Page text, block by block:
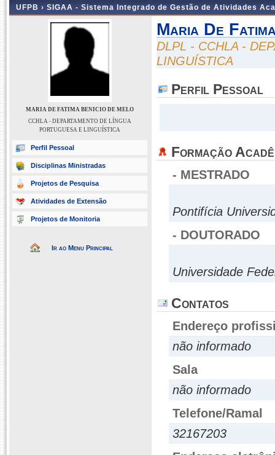
UFPB › SIGAA - Sistema Integrado de Gestão de Atividades
MARIA DE FATIMA BENICIO DE MELO
CCHLA - DEPARTAMENTO DE LÍNGUA
PORTUGUESA E LINGUÍSTICA
Perfil Pessoal
Disciplinas Ministradas
Projetos de Pesquisa
Atividades de Extensão
Projetos de Monitoria
Ir ao Menu Principal
Maria De
DLPL - CCHLA -
LINGUÍSTICA
Perfil Pessoal
Formação
- MESTRADO
Pontifícia
- DOUTORADO
Universidade
Contatos
Endereço
não informado
Sala
não informado
Telefone/Ramal
32167203